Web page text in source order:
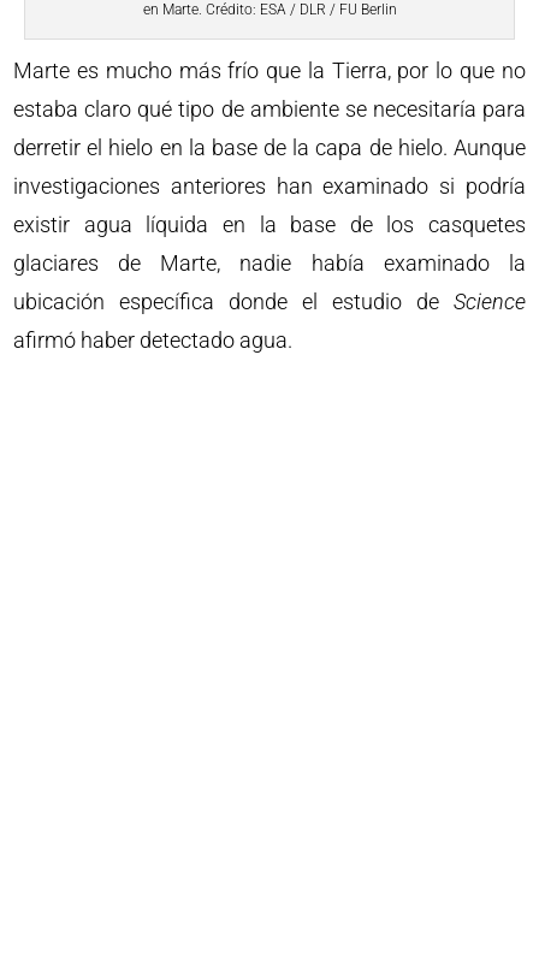
en Marte. Crédito: ESA / DLR / FU Berlin
Marte es mucho más frío que la Tierra, por lo que no
estaba claro qué tipo de ambiente se necesitaría para
derretir el hielo en la base de la capa de hielo. Aunque
investigaciones anteriores han examinado si podría
existir agua líquida en la base de los casquetes
glaciares de Marte, nadie había examinado la
ubicación específica donde el estudio de Science
afirmó haber detectado agua.